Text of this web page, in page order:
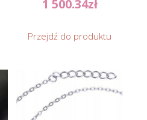
1 500.34zł
Przejdź do produktu